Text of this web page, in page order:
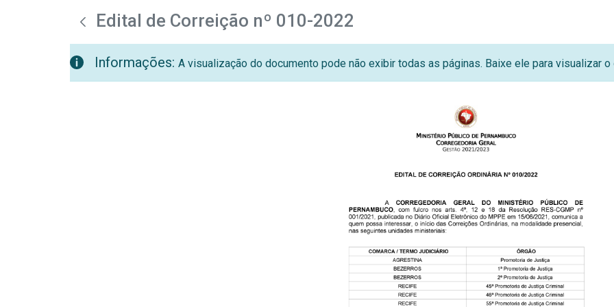
Pular para o Conteúdo principal
teste descricaoEdital de Correição nº 010-2022
Informações: A visualização do documento pode não exibir todas as páginas. Baixe ele para visualizar